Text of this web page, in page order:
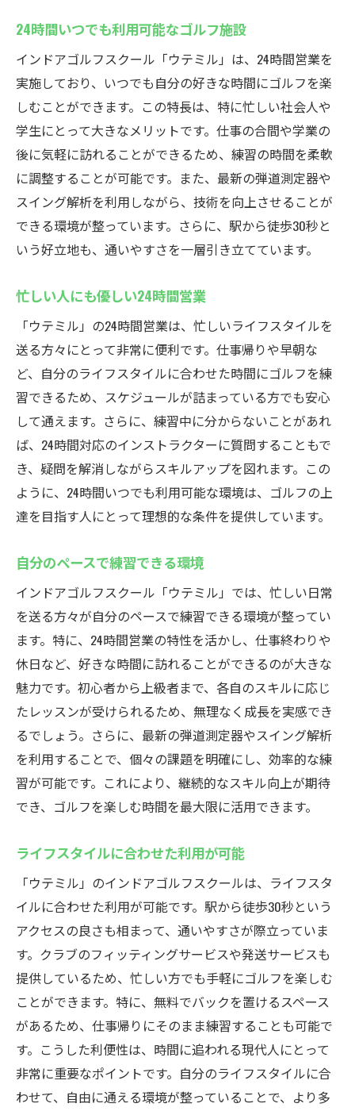
24時間いつでも利用可能なゴルフ施設
インドアゴルフスクール「ウテミル」は、24時間営業を
実施しており、いつでも自分の好きな時間にゴルフを楽
しむことができます。この特長は、特に忙しい社会人や
学生にとって大きなメリットです。仕事の合間や学業の
後に気軽に訪れることができるため、練習の時間を柔軟
に調整することが可能です。また、最新の弾道測定器や
スイング解析を利用しながら、技術を向上させることが
できる環境が整っています。さらに、駅から徒歩30秒と
いう好立地も、通いやすさを一層引き立てています。
忙しい人にも優しい24時間営業
「ウテミル」の24時間営業は、忙しいライフスタイルを
送る方々にとって非常に便利です。仕事帰りや早朝な
ど、自分のライフスタイルに合わせた時間にゴルフを練
習できるため、スケジュールが詰まっている方でも安心
して通えます。さらに、練習中に分からないことがあれ
ば、24時間対応のインストラクターに質問することもで
き、疑問を解消しながらスキルアップを図れます。この
ように、24時間いつでも利用可能な環境は、ゴルフの上
達を目指す人にとって理想的な条件を提供しています。
自分のペースで練習できる環境
インドアゴルフスクール「ウテミル」では、忙しい日常
を送る方々が自分のペースで練習できる環境が整ってい
ます。特に、24時間営業の特性を活かし、仕事終わりや
休日など、好きな時間に訪れることができるのが大きな
魅力です。初心者から上級者まで、各自のスキルに応じ
たレッスンが受けられるため、無理なく成長を実感でき
るでしょう。さらに、最新の弾道測定器やスイング解析
を利用することで、個々の課題を明確にし、効率的な練
習が可能です。これにより、継続的なスキル向上が期待
でき、ゴルフを楽しむ時間を最大限に活用できます。
ライフスタイルに合わせた利用が可能
「ウテミル」のインドアゴルフスクールは、ライフスタ
イルに合わせた利用が可能です。駅から徒歩30秒という
アクセスの良さも相まって、通いやすさが際立っていま
す。クラブのフィッティングサービスや発送サービスも
提供しているため、忙しい方でも手軽にゴルフを楽しむ
ことができます。特に、無料でバックを置けるスペース
があるため、仕事帰りにそのまま練習することも可能で
す。こうした利便性は、時間に追われる現代人にとって
非常に重要なポイントです。自分のライフスタイルに合
わせて、自由に通える環境が整っていることで、より多